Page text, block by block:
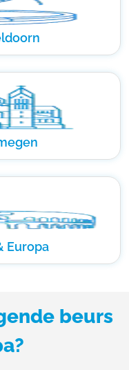
Europa
beurs